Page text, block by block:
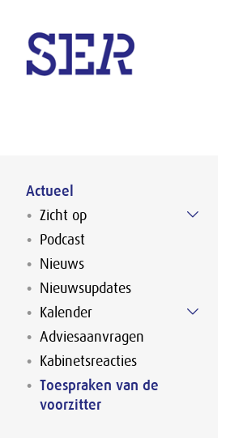
Actueel
Zicht op
Podcast
Nieuws
Nieuwsupdates
Kalender
Adviesaanvragen
Kabinetsreacties
Toespraken van de
voorzitter